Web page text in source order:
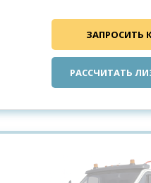
ЗАПРОСИТЬ
РАССЧИТАТЬ